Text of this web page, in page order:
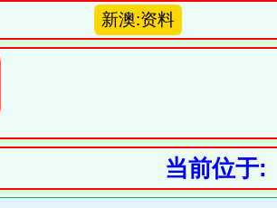
新澳:资料
当前位于: